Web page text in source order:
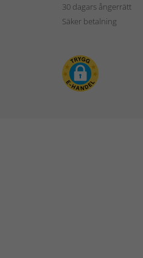
30 dagars ångerrätt
Säker betalning